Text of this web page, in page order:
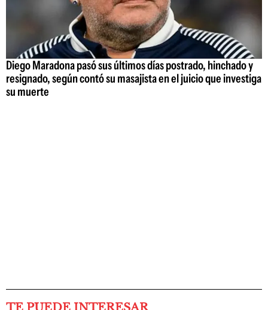
Diego Maradona pasó sus últimos días postrado, hinchado y
resignado, según contó su masajista en el juicio que investiga
su muerte
TE PUEDE INTERESAR